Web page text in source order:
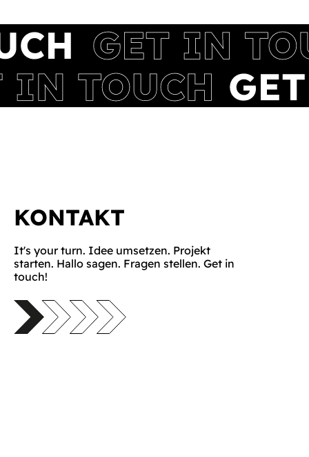
KONTAKT
It's your turn. Idee umsetzen. Projekt
starten. Hallo sagen. Fragen stellen. Get in
touch!